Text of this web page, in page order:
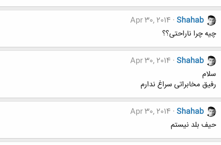
Shahab
Apr 30, 2014
چیه چرا ناراحتی؟؟
Shahab
Apr 30, 2014
سلام
رفیق مخابراتی سراغ ندارم
Shahab
Apr 30, 2014
حیف بلد نیستم